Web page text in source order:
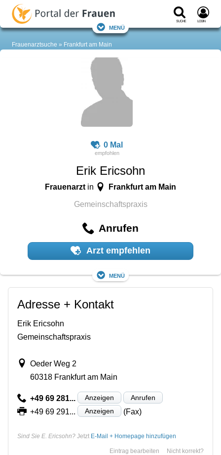
Suche Login
Menü
Frauenarztsuche Frankfurt am Main
0 Mal
Erik Ericsohn
Frauenarzt in Frankfurt am Main
Gemeinschaftspraxis
Anrufen
Arzt empfehlen
Menü
Adresse + Kontakt
Erik Ericsohn
Gemeinschaftspraxis
Oeder Weg 2
60318 Frankfurt am Main
+49 69 281... Anzeigen Anrufen
+49 69 291... Anzeigen (Fax)
Sind Sie E. Ericsohn? Jetzt E-Mail + Homepage hinzufügen
Nicht korrekt?
Eintrag bearbeiten